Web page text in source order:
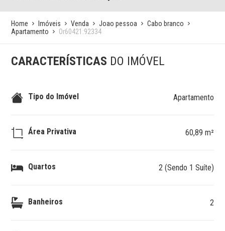
Home Imóveis Venda Joao pessoa
Cabo branco
Apartamento
Or60421:92334
CARACTERÍSTICAS DO IMÓVEL
Tipo do Imóvel Apartamento
Área Privativa 60,89 m²
Quartos 2 (Sendo 1 Suíte)
Banheiros 2